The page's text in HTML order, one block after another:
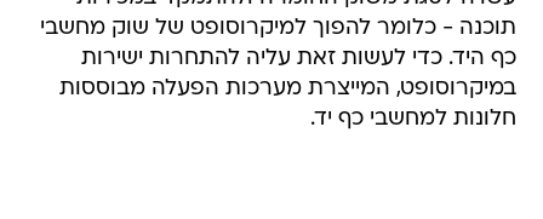
תוכנה - כלומר להפוך למיקרוסופט של שוק מחשבי
כף היד. כדי לעשות זאת עליה להתחרות ישירות
במיקרוסופט, המייצרת מערכות הפעלה מבוססות
חלונות למחשבי כף יד.